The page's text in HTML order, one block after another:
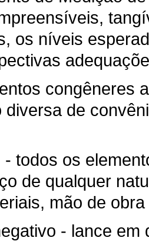
os níveis
congêneres
diversa de
- todos os
de qualquer
mão de
- lance em